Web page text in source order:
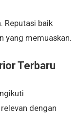
Reputasi baik
yang memuaskan.
Terbaru
dengan